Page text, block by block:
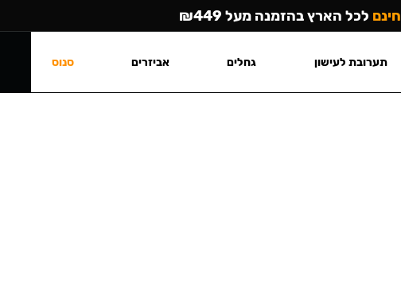
חינם לכל הארץ בהזמנה מעל ₪449
תערובת לעישון גחלים אביזרים סנוס